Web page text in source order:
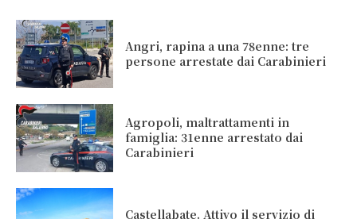
Angri, rapina a una 78enne: tre
persone arrestate dai Carabinieri
Agropoli, maltrattamenti in
famiglia: 31enne arrestato dai
Carabinieri
Castellabate. Attivo il servizio di